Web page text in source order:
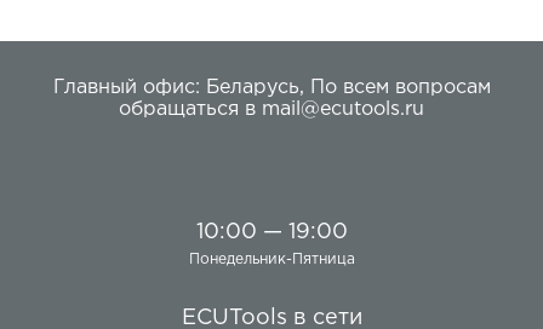
Главный офис: Беларусь,
По всем вопросам
обращаться в mail@ecutools.ru
10:00 — 19:00
Понедельник-Пятница
ECUTools в сети